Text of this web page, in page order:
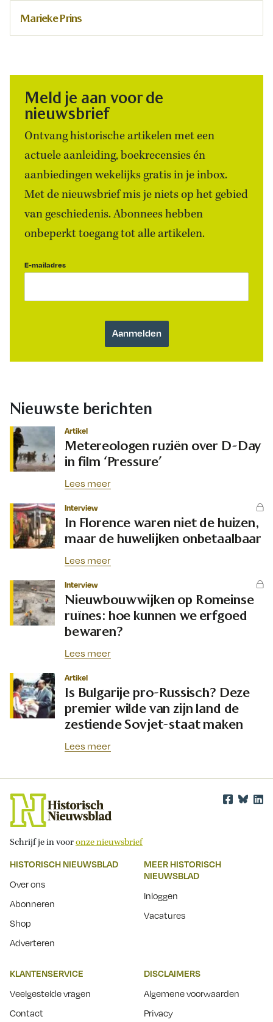
Marieke Prins
Meld je aan voor de
nieuwsbrief
Ontvang historische artikelen met een
actuele aanleiding, boekrecensies én
aanbiedingen wekelijks gratis in je inbox.
Met de nieuwsbrief mis je niets op het gebied
van geschiedenis. Abonnees hebben
onbeperkt toegang tot alle artikelen.
E-mailadres
Nieuwste berichten
Artikel
Metereologen ruziën over D-Day
in film ‘Pressure’
Lees meer
Interview
In Florence waren niet de huizen,
maar de huwelijken onbetaalbaar
Lees meer
Interview
Nieuwbouwwijken op Romeinse
ruïnes: hoe kunnen we erfgoed
bewaren?
Lees meer
Artikel
Is Bulgarije pro-Russisch? Deze
premier wilde van zijn land de
zestiende Sovjet-staat maken
Lees meer
Schrijf je in vooronze nieuwsbrief
HISTORISCH NIEUWSBLAD
Over ons
Abonneren
Shop
Adverteren
MEER HISTORISCH
NIEUWSBLAD
Inloggen
Vacatures
KLANTENSERVICE
Veelgestelde vragen
Contact
DISCLAIMERS
Algemene voorwaarden
Privacy